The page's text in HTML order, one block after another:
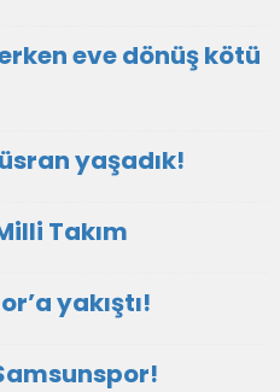
eve dönüş kötü
yaşadık!
Takım
yakıştı!